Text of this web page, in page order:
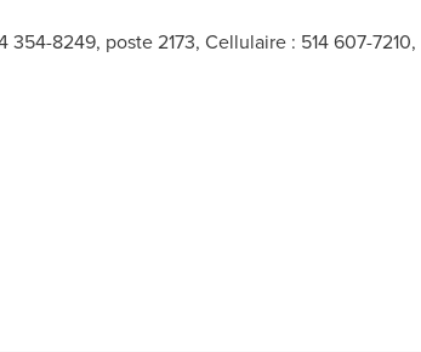
8249, poste 2173, Cellulaire : 514 607-7210,